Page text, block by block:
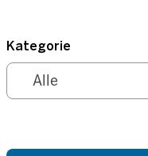
Kategorie